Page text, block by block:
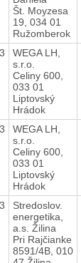
Št. Moyzesa
19, 034 01
Ružomberok
WEGA LH,
s.r.o.
Celiny 600,
033 01
Liptovský
Hrádok
WEGA LH,
s.r.o.
Celiny 600,
033 01
Liptovský
Hrádok
Stredoslov.
energetika,
a.s. Žilina
Pri Rajčianke
8591/4B, 010